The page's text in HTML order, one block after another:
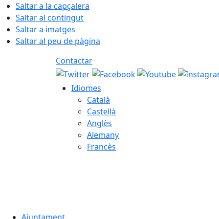
Saltar a la capçalera
Saltar al contingut
Saltar a imatges
Saltar al peu de pàgina
Contactar
Idiomes
Català
Castellà
Anglès
Alemany
Francès